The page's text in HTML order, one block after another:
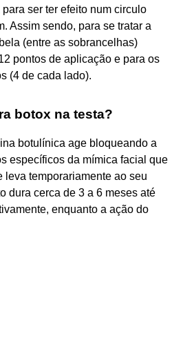
ser ter efeito num circulo
Assim sendo, para se tratar a
(entre as sobrancelhas)
pontos de aplicação e para os
(4 de cada lado).
botox na testa?
botulínica age bloqueando a
específicos da mímica facial que
leva temporariamente ao seu
dura cerca de 3 a 6 meses até
enquanto a ação do